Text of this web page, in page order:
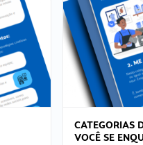
CATEGORIAS
VOCÊ SE